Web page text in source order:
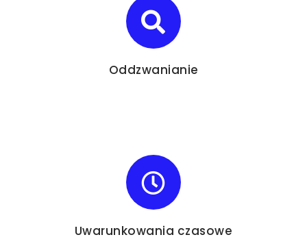
Oddzwanianie
Uwarunkowania czasowe